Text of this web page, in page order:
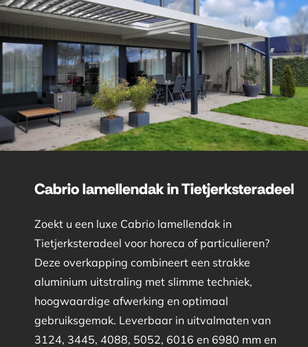
Cabrio lamellendak in Tietjerksteradeel
Zoekt u een luxe Cabrio lamellendak in
Tietjerksteradeel voor horeca of particulieren?
Deze overkapping combineert een strakke
aluminium uitstraling met slimme techniek,
hoogwaardige afwerking en optimaal
gebruiksgemak. Leverbaar in uitvalmaten van
3124, 3445, 4088, 5052, 6016 en 6980 mm en